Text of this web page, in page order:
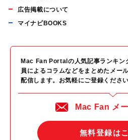
広告掲載について
マイナビBOOKS
Mac Fan Portalの人気記事ランキン
員によるコラムなどをまとめたメー
配信します。お気軽にご登録ください
Mac Fan メ
無料登録は